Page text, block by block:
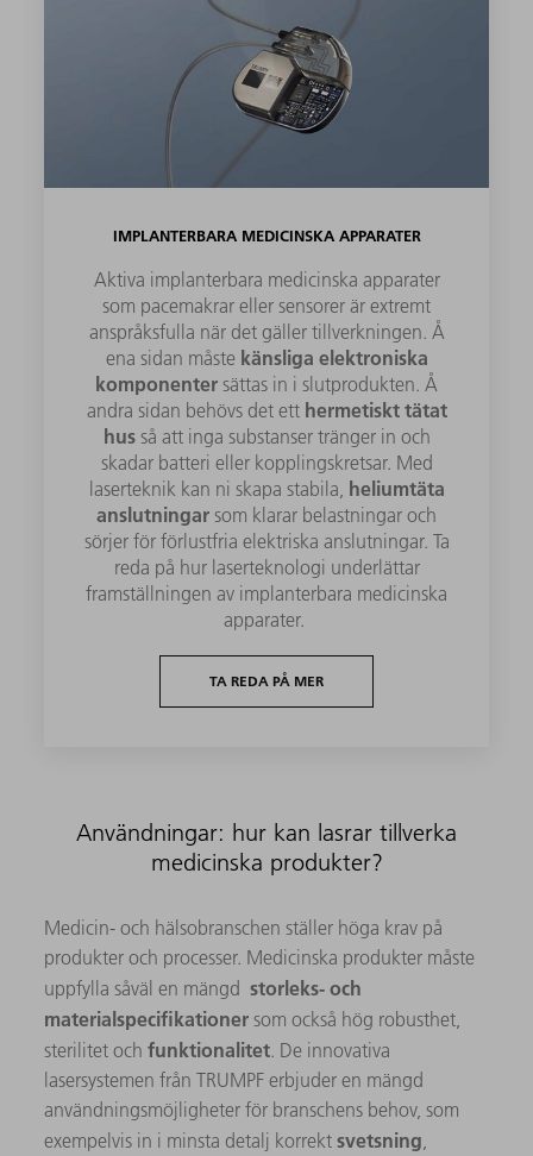
IMPLANTERBARA MEDICINSKA APPARATER
Aktiva implanterbara medicinska apparater
som pacemakrar eller sensorer är extremt
anspråksfulla när det gäller tillverkningen. Å
ena sidan måste känsliga elektroniska
komponenter sättas in i slutprodukten. Å
andra sidan behövs det ett hermetiskt tätat
husså att inga substanser tränger in och
skadar batteri eller kopplingskretsar. Med
laserteknik kan ni skapa stabila, heliumtäta
anslutningar som klarar belastningar och
sörjer för förlustfria elektriska anslutningar. Ta
reda på hur laserteknologi underlättar
framställningen av implanterbara medicinska
apparater.
TA REDA PÅ MER
Användningar: hur kan lasrar tillverka
medicinska produkter?
Medicin- och hälsobranschen ställer höga krav på
produkter och processer. Medicinska produkter måste
uppfylla såväl en mängdstorleks- och
materialspecifikationer som också hög robusthet,
sterilitet ochfunktionalitet. De innovativa
lasersystemen från TRUMPF erbjuder en mängd
användningsmöjligheter för branschens behov, som
exempelvis in i minsta detalj korrektsvetsning